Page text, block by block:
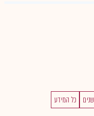
כל המידע